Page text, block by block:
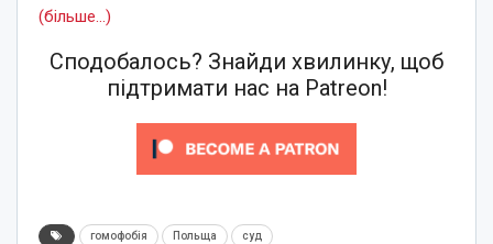
(більше…)
Сподобалось? Знайди хвилинку, щоб
підтримати нас на Patreon!
гомофобія Польща суд